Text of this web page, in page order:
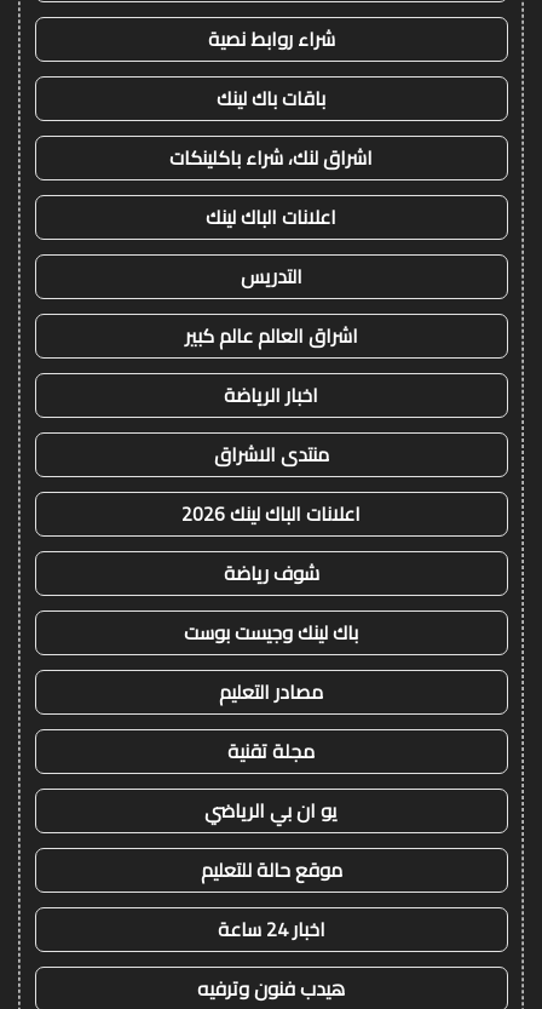
شراء روابط نصية
باقات باك لينك
اشراق لنك، شراء باكلينكات
اعلانات الباك لينك
التدريس
اشراق العالم عالم كبير
اخبار الرياضة
منتدى الاشراق
اعلانات الباك لينك 2026
شوف رياضة
باك لينك وجيست بوست
مصادر التعليم
مجلة تقنية
يو ان بي الرياضي
موقع حالة للتعليم
اخبار 24 ساعة
هيدب فنون وترفيه